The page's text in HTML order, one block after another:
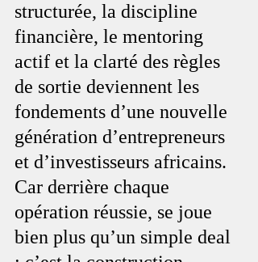
structurée, la discipline
financière, le mentoring
actif et la clarté des règles
de sortie deviennent les
fondements d’une nouvelle
génération d’entrepreneurs
et d’investisseurs africains.
Car derrière chaque
opération réussie, se joue
bien plus qu’un simple deal